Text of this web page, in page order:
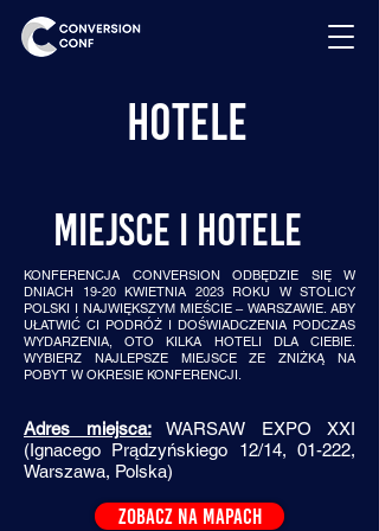
HOTELE
MIEJSCE I HOTELE
KONFERENCJA CONVERSION ODBĘDZIE SIĘ W
DNIACH 19-20 KWIETNIA 2023 ROKU W STOLICY
POLSKI I NAJWIĘKSZYM MIEŚCIE – WARSZAWIE. ABY
UŁATWIĆ CI PODRÓŻ I DOŚWIADCZENIA PODCZAS
WYDARZENIA, OTO KILKA HOTELI DLA CIEBIE.
WYBIERZ NAJLEPSZE MIEJSCE ZE ZNIŻKĄ NA
POBYT W OKRESIE KONFERENCJI.
Adres miejsca:
WARSAW EXPO XXI
(Ignacego Prądzyńskiego 12/14, 01-222,
Warszawa, Polska)
ZOBACZ NA MAPACH